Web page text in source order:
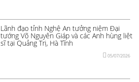
Lãnh đạo tỉnh Nghệ An tưởng niệm Đại
tướng Võ Nguyên Giáp và các Anh hùng liệt
sĩ tại Quảng Trị, Hà Tĩnh
05/07/2026